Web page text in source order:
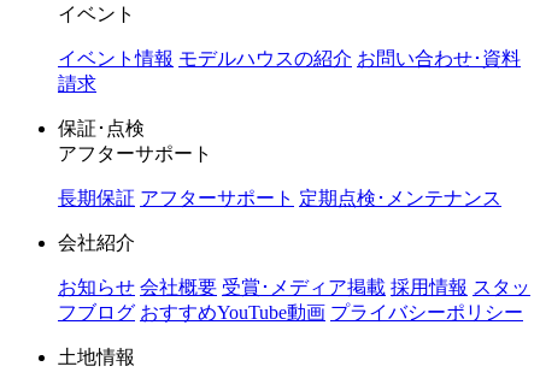
イベント
イベント情報 モデルハウスの紹介 お問い合わせ･資料
請求
保証･点検
アフターサポート
長期保証 アフターサポート 定期点検･メンテナンス
会社紹介
お知らせ 会社概要 受賞･メディア掲載 採用情報 スタッ
フブログ おすすめYouTube動画 プライバシーポリシー
土地情報